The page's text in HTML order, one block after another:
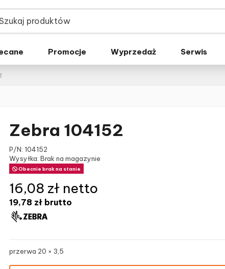
Promocje Wyprzedaż Serwis
Zebra 104152
P/N: 104152
Wysyłka: Brak na magazynie
Obecnie brak na stanie
19,78 zł brutto
16,08 zł netto
przerwa 20 × 3,5